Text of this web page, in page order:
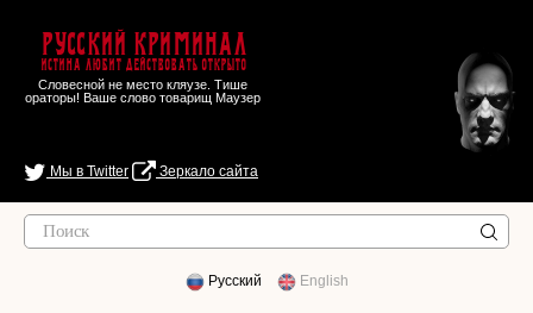
Русский Криминал
Истина любит действовать открыто
Словесной не место кляузе. Тише
ораторы! Ваше слово товарищ Маузер
Мы в Twitter Зеркало сайта
Русский English